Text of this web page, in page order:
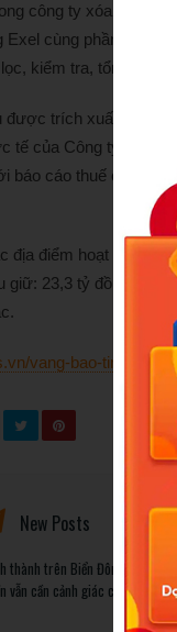
công ty xóa toàn
cùng phần mềm
kiểm tra, tổng hợp
trích xuất trong
tế của Công ty
báo cáo thuế của
địa điểm hoạt động
23,3 tỷ đồng tiền
vang-bao-tin-minh-
New Posts
thành trên Biển Đông: Vì sao
vẫn cần cảnh giác cao độ?